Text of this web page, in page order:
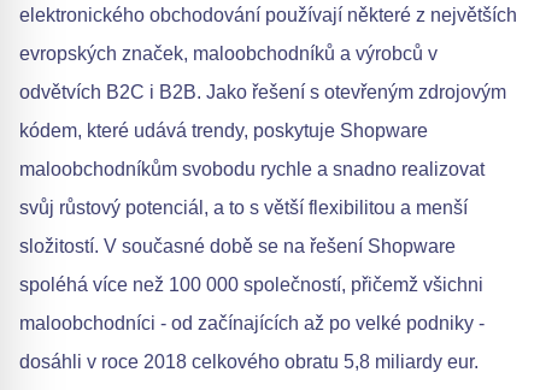
elektronického obchodování používají některé z největších
evropských značek, maloobchodníků a výrobců v
odvětvích B2C i B2B. Jako řešení s otevřeným zdrojovým
kódem, které udává trendy, poskytuje Shopware
maloobchodníkům svobodu rychle a snadno realizovat
svůj růstový potenciál, a to s větší flexibilitou a menší
složitostí. V současné době se na řešení Shopware
spoléhá více než 100 000 společností, přičemž všichni
maloobchodníci - od začínajících až po velké podniky -
dosáhli v roce 2018 celkového obratu 5,8 miliardy eur.